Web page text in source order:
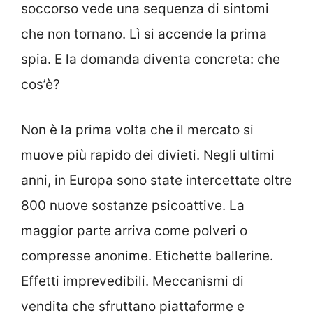
soccorso vede una sequenza di sintomi
che non tornano. Lì si accende la prima
spia. E la domanda diventa concreta: che
cos’è?
Non è la prima volta che il mercato si
muove più rapido dei divieti. Negli ultimi
anni, in Europa sono state intercettate oltre
800 nuove sostanze psicoattive. La
maggior parte arriva come polveri o
compresse anonime. Etichette ballerine.
Effetti imprevedibili. Meccanismi di
vendita che sfruttano piattaforme e